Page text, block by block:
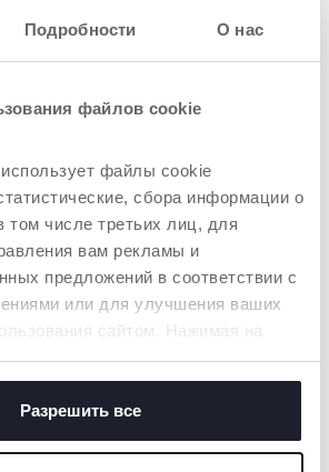
Подробности О нас
файлов cookie
файлы cookie
сбора информации о
том числе третьих лиц, для
вам рекламы и
предложений в соответствии с
или для улучшения ваших
сайтом. Нажимая на
вы соглашаетесь с
файлов cookie. Если вы желаете
информации или предоставить
некоторых файлов cookie,
Разрешить все
ДЛЯ
ДЕРМАТОЛОГИЧЕ
ПРОТЕСТИРОВАН
О
Протестировано на
никель, хром и
кобальт.
КОТОРЫЕ МОГУТ ВАС